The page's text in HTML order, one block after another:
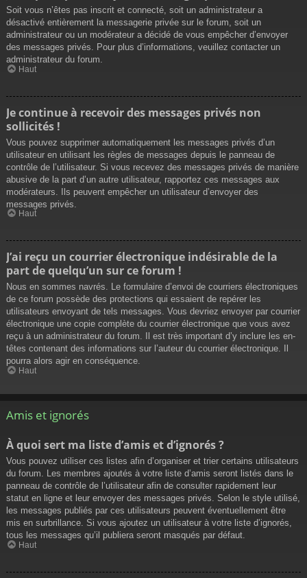
Soit vous n’êtes pas inscrit et connecté, soit un administrateur a
désactivé entièrement la messagerie privée sur le forum, soit un
administrateur ou un modérateur a décidé de vous empêcher d’envoyer
des messages privés. Pour plus d’informations, veuillez contacter un
administrateur du forum.
Haut
Je continue à recevoir des messages privés non
sollicités !
Vous pouvez supprimer automatiquement les messages privés d’un
utilisateur en utilisant les règles de messages depuis le panneau de
contrôle de l’utilisateur. Si vous recevez des messages privés de manière
abusive de la part d’un autre utilisateur, rapportez ces messages aux
modérateurs. Ils peuvent empêcher un utilisateur d’envoyer des
messages privés.
Haut
J’ai reçu un courrier électronique indésirable de la
part de quelqu’un sur ce forum !
Nous en sommes navrés. Le formulaire d’envoi de courriers électroniques
de ce forum possède des protections qui essaient de repérer les
utilisateurs envoyant de tels messages. Vous devriez envoyer par courrier
électronique une copie complète du courrier électronique que vous avez
reçu à un administrateur du forum. Il est très important d’y inclure les en-
têtes contenant des informations sur l’auteur du courrier électronique. Il
pourra alors agir en conséquence.
Haut
Amis et ignorés
À quoi sert ma liste d’amis et d’ignorés ?
Vous pouvez utiliser ces listes afin d’organiser et trier certains utilisateurs
du forum. Les membres ajoutés à votre liste d’amis seront listés dans le
panneau de contrôle de l’utilisateur afin de consulter rapidement leur
statut en ligne et leur envoyer des messages privés. Selon le style utilisé,
les messages publiés par ces utilisateurs peuvent éventuellement être
mis en surbrillance. Si vous ajoutez un utilisateur à votre liste d’ignorés,
tous les messages qu’il publiera seront masqués par défaut.
Haut